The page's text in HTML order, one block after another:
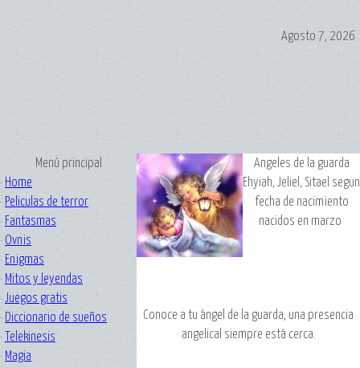
Agosto 7, 2026
Menú principal
· Home
· Peliculas de terror
· Fantasmas
· Ovnis
· Enigmas
· Mitos y leyendas
· Juegos gratis
· Diccionario de sueños
·
Telekinesis
· Magia
Angeles de la guarda
Ehyiah, Jeliel, Sitael segun
fecha de nacimiento
nacidos en marzo
Conoce a tu ángel de la guarda, una presencia
angelical siempre está cerca.